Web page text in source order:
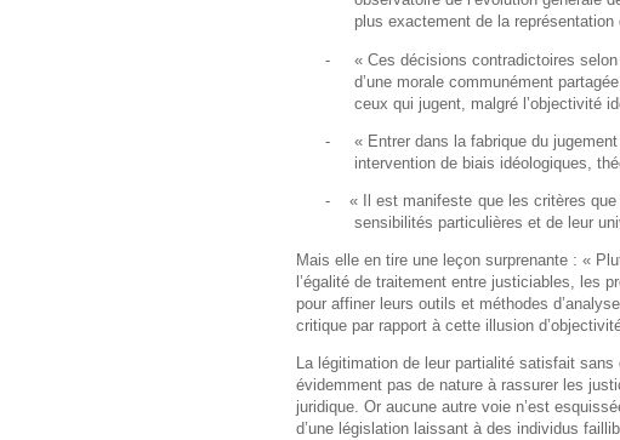
plus exactement de la
-
« Ces décisions contradictoires
d’une morale communément
ceux qui jugent, malgré l’objectivité
-
« Entrer dans la fabrique du
intervention de biais idéologiques,
-
« Il est manifeste que les critères
sensibilités particulières et de leur
Mais elle en tire une leçon surprenante : «
l’égalité de traitement entre justiciables, les
pour affiner leurs outils et méthodes
critique par rapport à cette illusion
La légitimation de leur partialité satisfait
évidemment pas de nature à rassurer les
juridique. Or aucune autre voie n’est
d’une législation laissant à des individus